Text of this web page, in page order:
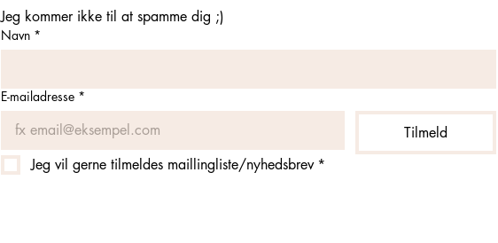
Jeg kommer ikke til at spamme dig ;)
Navn *
E-mailadresse *
Tilmeld
Jeg vil gerne tilmeldes maillingliste/nyhedsbrev *